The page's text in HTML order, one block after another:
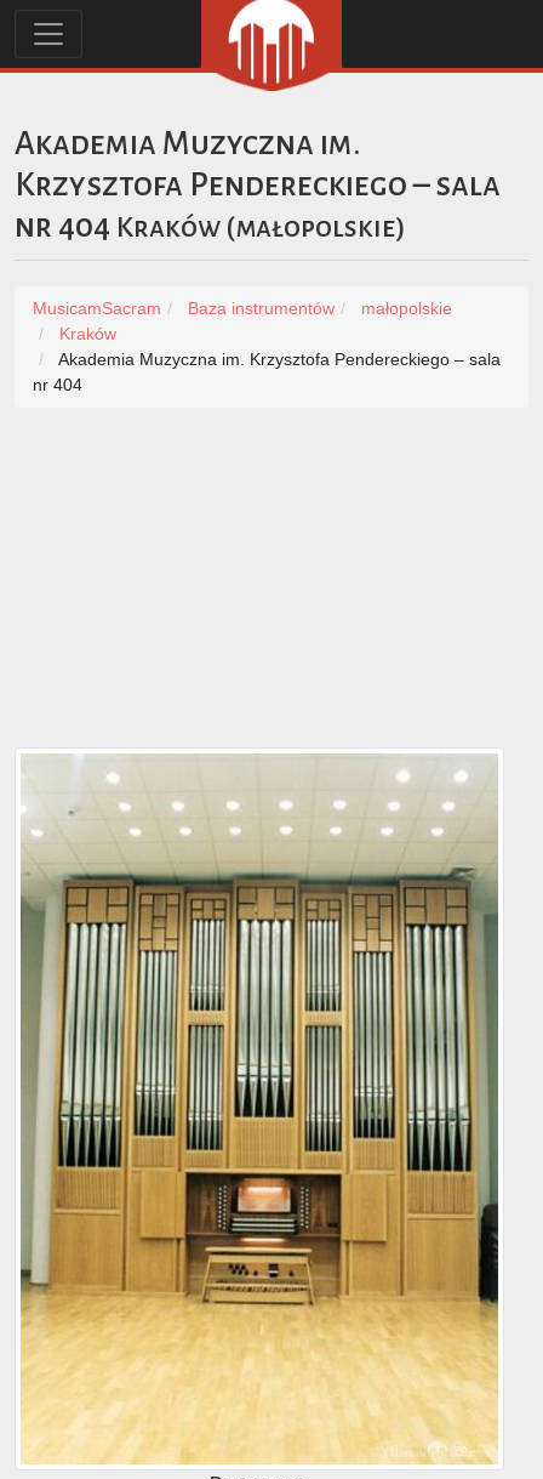
Akademia Muzyczna im.
Krzysztofa Pendereckiego – sala
nr 404 Kraków (małopolskie)
MusicamSacram Baza instrumentów
małopolskie
Kraków
Akademia Muzyczna im. Krzysztofa Pendereckiego – sala
nr 404